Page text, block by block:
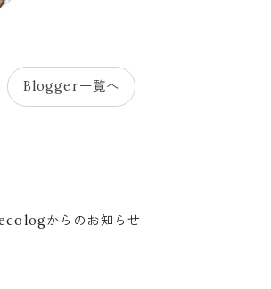
Blogger一覧へ
からのお知らせ